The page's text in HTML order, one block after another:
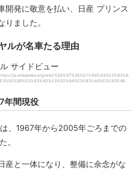
開発に敬意を払い、日産 プリンス
りました。
ルが名車たる理由
ja.wikipedia.org/wiki/%E6%97%A5%E7%94%A3%E3%83%B
年間現役
、1967年から2005年ごろまでの
。
産と一体になり、整備に余念がな